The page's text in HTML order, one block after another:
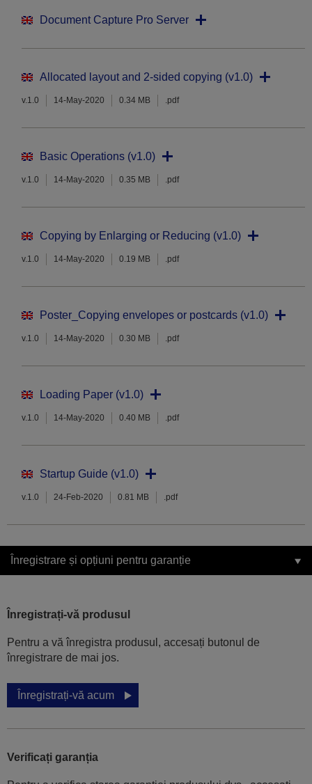
Document Capture Pro Server
Allocated layout and 2-sided copying (v1.0)
v.1.0 14-May-2020 0.34 MB .pdf
Basic Operations (v1.0)
v.1.0 14-May-2020 0.35 MB .pdf
Copying by Enlarging or Reducing (v1.0)
v.1.0 14-May-2020 0.19 MB .pdf
Poster_Copying envelopes or postcards (v1.0)
v.1.0 14-May-2020 0.30 MB .pdf
Loading Paper (v1.0)
v.1.0 14-May-2020 0.40 MB .pdf
Startup Guide (v1.0)
v.1.0 24-Feb-2020 0.81 MB .pdf
Înregistrare și opțiuni pentru garanție
Înregistrați-vă produsul
Pentru a vă înregistra produsul, accesați butonul de
înregistrare de mai jos.
Înregistrați-vă acum
Verificați garanția